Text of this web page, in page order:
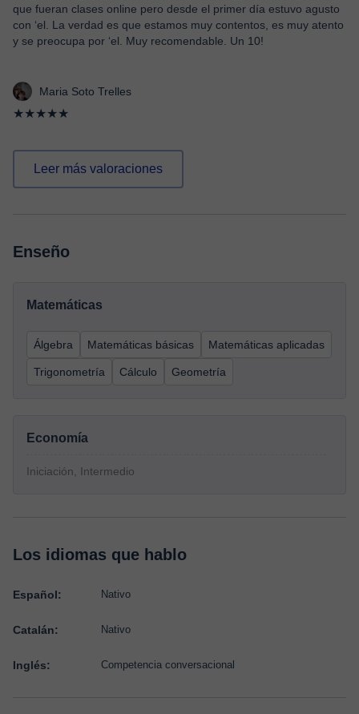
que fueran clases online pero desde el primer día estuvo agusto
con ‘el. La verdad es que estamos muy contentos, es muy atento
y se preocupa por ‘el. Muy recomendable. Un 10!
Maria Soto Trelles
★★★★★
Leer más valoraciones
Enseño
Matemáticas
Álgebra Matemáticas básicas Matemáticas aplicadas
Trigonometría Cálculo Geometría
Economía
Iniciación, Intermedio
Los idiomas que hablo
Español: Nativo
Catalán: Nativo
Inglés: Competencia conversacional